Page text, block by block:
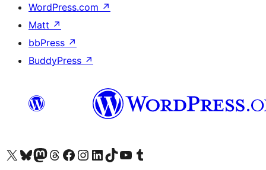
WordPress.com ↗
Matt ↗
bbPress ↗
BuddyPress ↗
Посетите нас в X (ранее Twitter)
Посетите нашу учётную запись в Bluesky
Посетите нашу ленту в Mastodon
Посетите нашу учётную запись в Threads
Посетите нашу страницу на Facebook
Посетите наш Instagram
Посетите нашу страницу в LinkedIn
Посетите нашу учётную запись в TikTok
Посетите наш канал YouTube
Посетите нашу учётную запись в Tumblr